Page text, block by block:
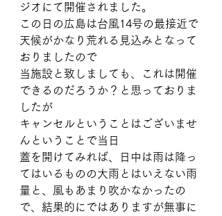
ジオにて開催されました。
この日の広島は台風14号の最接近で
天候がかなり荒れる見込みとなって
おりましたので
当施設と致しましても、これは開催
できるのだろうか？と思っておりま
したが
キャンセルということはございませ
んということで当日
蓋を開けてみれば、日中は雨は降っ
てはいるものの大雨とはいえない雨
量と、風もあまり吹かなかったの
で、結果的にではありますが無事に